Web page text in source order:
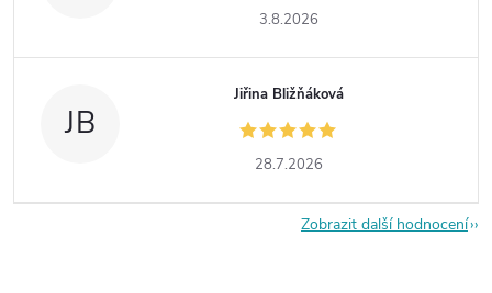
3.8.2026
JB
Jiřina Bližňáková
28.7.2026
Zobrazit další hodnocení